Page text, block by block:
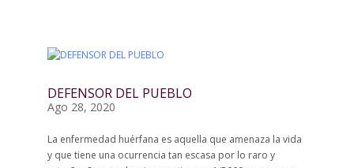
DEFENSOR DEL PUEBLO
Ago 28, 2020
La enfermedad huérfana es aquella que amenaza la vida
y que tiene una ocurrencia tan escasa por lo raro y